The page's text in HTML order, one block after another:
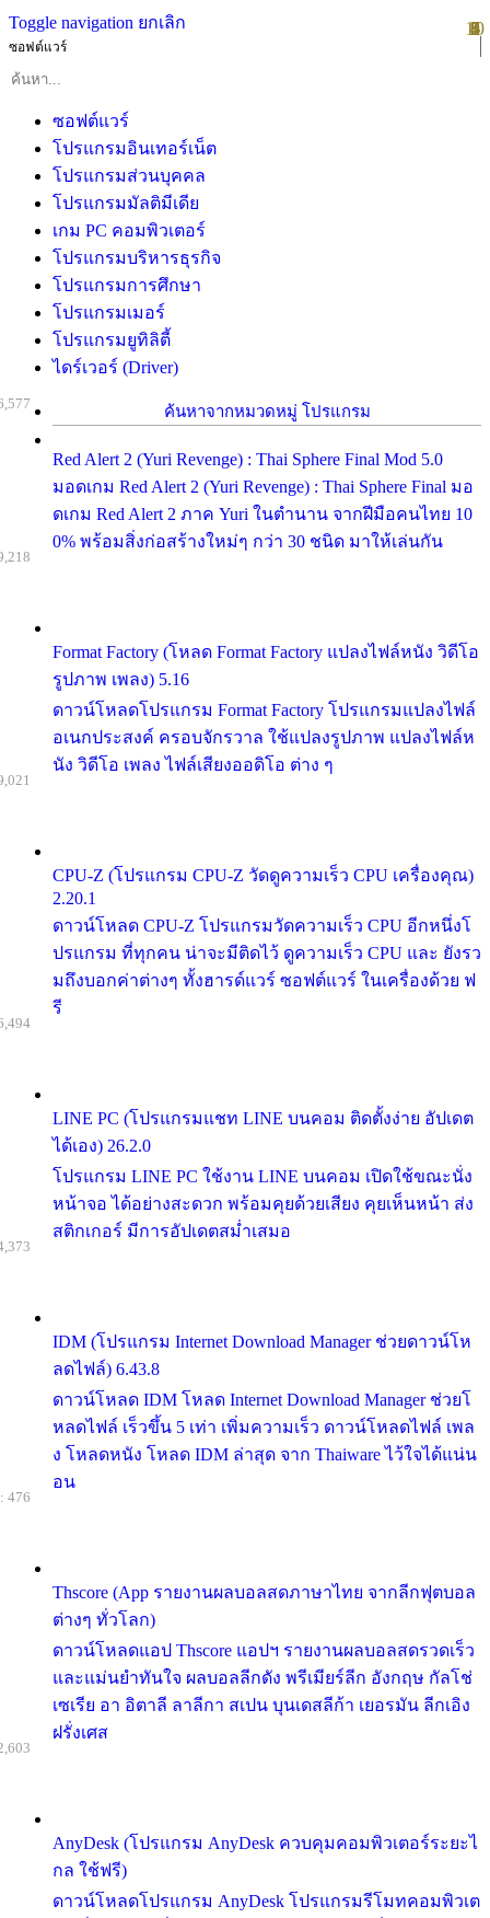
Toggle navigation ยกเลิก
ซอฟต์แวร์
ซอฟต์แวร์
โปรแกรมอินเทอร์เน็ต
โปรแกรมส่วนบุคคล
โปรแกรมมัลติมีเดีย
เกม PC คอมพิวเตอร์
โปรแกรมบริหารธุรกิจ
โปรแกรมการศึกษา
โปรแกรมเมอร์
โปรแกรมยูทิลิตี้
ไดร์เวอร์ (Driver)
ค้นหาจากหมวดหมู่ โปรแกรม
Red Alert 2 (Yuri Revenge) : Thai Sphere Final Mod 5.0
มอดเกม Red Alert 2 (Yuri Revenge) : Thai Sphere Final มอ
ดเกม Red Alert 2 ภาค Yuri ในตำนาน จากฝีมือคนไทย 10
0% พร้อมสิ่งก่อสร้างใหม่ๆ กว่า 30 ชนิด มาให้เล่นกัน
Format Factory (โหลด Format Factory แปลงไฟล์หนัง วิดีโอ
รูปภาพ เพลง) 5.16
ดาวน์โหลดโปรแกรม Format Factory โปรแกรมแปลงไฟล์
อเนกประสงค์ ครอบจักรวาล ใช้แปลงรูปภาพ แปลงไฟล์ห
นัง วิดีโอ เพลง ไฟล์เสียงออดิโอ ต่าง ๆ
CPU-Z (โปรแกรม CPU-Z วัดดูความเร็ว CPU เครื่องคุณ)
2.20.1
ดาวน์โหลด CPU-Z โปรแกรมวัดความเร็ว CPU อีกหนึ่งโ
ปรแกรม ที่ทุกคน น่าจะมีติดไว้ ดูความเร็ว CPU และ ยังรว
มถึงบอกค่าต่างๆ ทั้งฮารด์แวร์ ซอฟต์แวร์ ในเครื่องด้วย ฟ
รี
LINE PC (โปรแกรมแชท LINE บนคอม ติดตั้งง่าย อัปเดต
ได้เอง) 26.2.0
โปรแกรม LINE PC ใช้งาน LINE บนคอม เปิดใช้ขณะนั่ง
หน้าจอ ได้อย่างสะดวก พร้อมคุยด้วยเสียง คุยเห็นหน้า ส่ง
สติกเกอร์ มีการอัปเดตสม่ำเสมอ
IDM (โปรแกรม Internet Download Manager ช่วยดาวน์โห
ลดไฟล์) 6.43.8
ดาวน์โหลด IDM โหลด Internet Download Manager ช่วยโ
หลดไฟล์ เร็วขึ้น 5 เท่า เพิ่มความเร็ว ดาวน์โหลดไฟล์ เพล
ง โหลดหนัง โหลด IDM ล่าสุด จาก Thaiware ไว้ใจได้แน่น
อน
Thscore (App รายงานผลบอลสดภาษาไทย จากลีกฟุตบอล
ต่างๆ ทั่วโลก)
ดาวน์โหลดแอป Thscore แอปฯ รายงานผลบอลสดรวดเร็ว
และแม่นยำทันใจ ผลบอลลีกดัง พรีเมียร์ลีก อังกฤษ กัลโช่
เซเรีย อา อิตาลี ลาลีกา สเปน บุนเดสลีก้า เยอรมัน ลีกเอิง
ฝรั่งเศส
476
AnyDesk (โปรแกรม AnyDesk ควบคุมคอมพิวเตอร์ระยะไ
กล ใช้ฟรี)
ดาวน์โหลดโปรแกรม AnyDesk โปรแกรมรีโมทคอมพิวเต
1
2
3
4
5
6
7
8
9
10